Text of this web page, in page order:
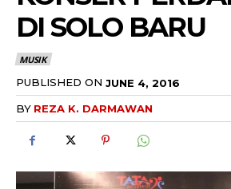
DI SOLO BARU
MUSIK
PUBLISHED ON JUNE 4, 2016
BY REZA K. DARMAWAN